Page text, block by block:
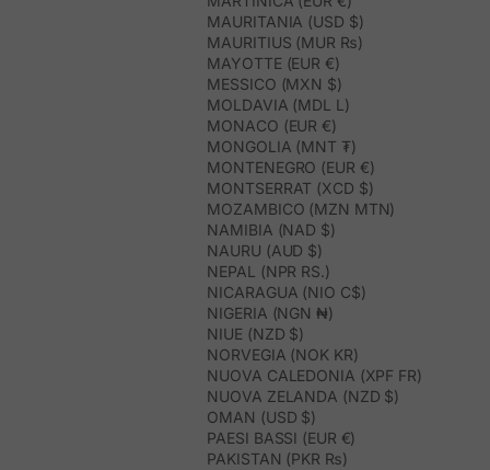
MAURITANIA (USD $)
MAURITIUS (MUR ₨)
MAYOTTE (EUR €)
MESSICO (MXN $)
MOLDAVIA (MDL L)
MONACO (EUR €)
MONGOLIA (MNT ₮)
MONTENEGRO (EUR €)
MONTSERRAT (XCD $)
MOZAMBICO (MZN MTN)
NAMIBIA (NAD $)
NAURU (AUD $)
NEPAL (NPR RS.)
NICARAGUA (NIO C$)
NIGERIA (NGN ₦)
NIUE (NZD $)
NORVEGIA (NOK KR)
NUOVA CALEDONIA (XPF FR)
NUOVA ZELANDA (NZD $)
OMAN (USD $)
PAESI BASSI (EUR €)
PAKISTAN (PKR ₨)